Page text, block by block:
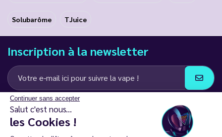
Continuer sans accepter
Salut c'est nous...
les Cookies !
Solubarôme TJuice
Inscription à la newsletter
J’accepte de recevoir des communications e-mail et SMS de la part de
LD Groupe
Restez en contact